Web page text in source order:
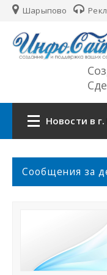
Шарыпово
Новости в
Главная
История города
Сообщения за